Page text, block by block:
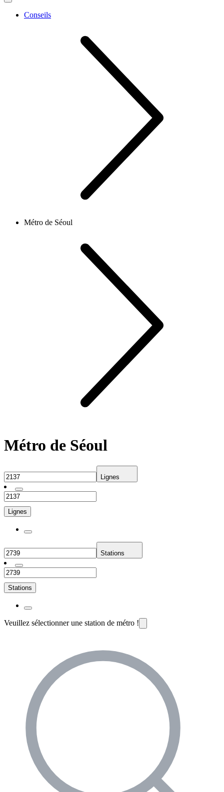
Conseils
Métro de Séoul
Métro de Séoul
Lignes
Lignes
Stations
Stations
Veuillez sélectionner une station de métro !